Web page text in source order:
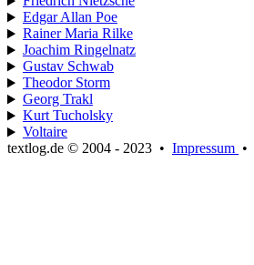
Edgar Allan Poe
Rainer Maria Rilke
Joachim Ringelnatz
Gustav Schwab
Theodor Storm
Georg Trakl
Kurt Tucholsky
Voltaire
textlog.de © 2004 - 2023 • Impressum •